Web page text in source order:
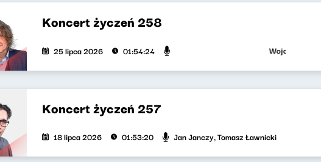
Koncert życzeń 258
25 lipca 2026 01:54:24 Wojciech
Koncert życzeń 257
18 lipca 2026 01:53:20 Jan Janczy, Tomasz Ławnicki